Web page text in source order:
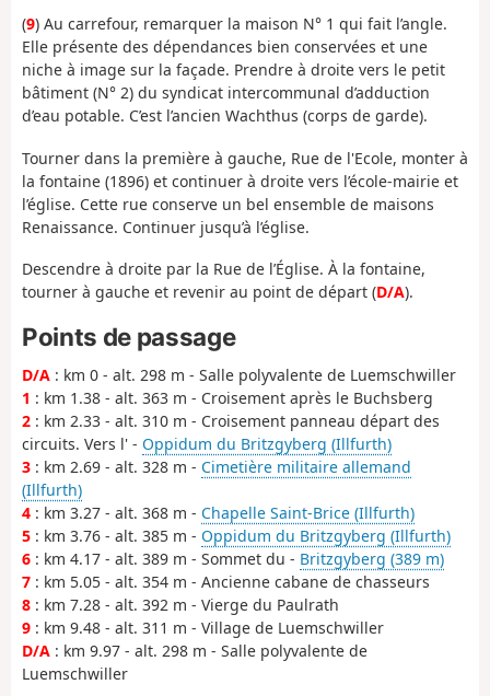
(9) Au carrefour, remarquer la maison N° 1 qui fait l’angle.
Elle présente des dépendances bien conservées et une
niche à image sur la façade. Prendre à droite vers le petit
bâtiment (N° 2) du syndicat intercommunal d’adduction
d’eau potable. C’est l’ancien Wachthus (corps de garde).
Tourner dans la première à gauche, Rue de l'Ecole, monter à
la fontaine (1896) et continuer à droite vers l’école-mairie et
l’église. Cette rue conserve un bel ensemble de maisons
Renaissance. Continuer jusqu’à l’église.
Descendre à droite par la Rue de l’Église. À la fontaine,
tourner à gauche et revenir au point de départ (D/A).
Points de passage
D/A : km 0 - alt. 298 m - Salle polyvalente de Luemschwiller
1 : km 1.38 - alt. 363 m - Croisement après le Buchsberg
2 : km 2.33 - alt. 310 m - Croisement panneau départ des
circuits. Vers l' - Oppidum du Britzgyberg (Illfurth)
3 : km 2.69 - alt. 328 m - Cimetière militaire allemand
(Illfurth)
4 : km 3.27 - alt. 368 m - Chapelle Saint-Brice (Illfurth)
5 : km 3.76 - alt. 385 m - Oppidum du Britzgyberg (Illfurth)
6 : km 4.17 - alt. 389 m - Sommet du - Britzgyberg (389 m)
7 : km 5.05 - alt. 354 m - Ancienne cabane de chasseurs
8 : km 7.28 - alt. 392 m - Vierge du Paulrath
9 : km 9.48 - alt. 311 m - Village de Luemschwiller
D/A : km 9.97 - alt. 298 m - Salle polyvalente de
Luemschwiller